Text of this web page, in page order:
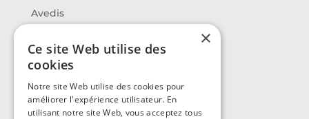
Avedis
34430 SAINT-JEAN-DE-VEDAS
04 11 93 77 82
×
Ce site Web utilise des
cookies
Notre site Web utilise des cookies pour
améliorer l'expérience utilisateur. En
utilisant notre site Web, vous acceptez tous